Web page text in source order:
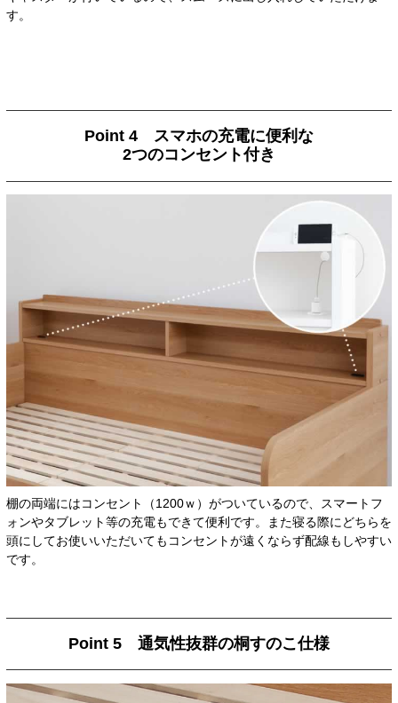
す。
Point 4 スマホの充電に便利な
2つのコンセント付き
棚の両端にはコンセント（1200ｗ）がついているので、スマートフ
ォンやタブレット等の充電もできて便利です。また寝る際にどちらを
頭にしてお使いいただいてもコンセントが遠くならず配線もしやすい
です。
Point 5 通気性抜群の桐すのこ仕様